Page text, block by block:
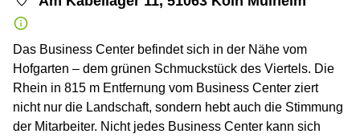
Das Business Center befindet sich in der Nähe vom
Hofgarten – dem grünen Schmuckstück des Viertels. Die
Rhein in 815 m Entfernung vom Business Center ziert
nicht nur die Landschaft, sondern hebt auch die Stimmung
der Mitarbeiter. Nicht jedes Business Center kann sich